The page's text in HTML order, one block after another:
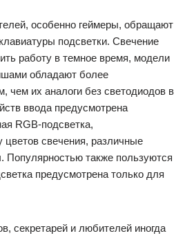
особенно геймеры, обращают
подсветки. Свечение
работу в темное время, модели
обладают более
чем их аналоги без светодиодов в
ввода предусмотрена
RGB-подсветка,
свечения, различные
Популярностью также пользуются
предусмотрена только для
секретарей и любителей иногда